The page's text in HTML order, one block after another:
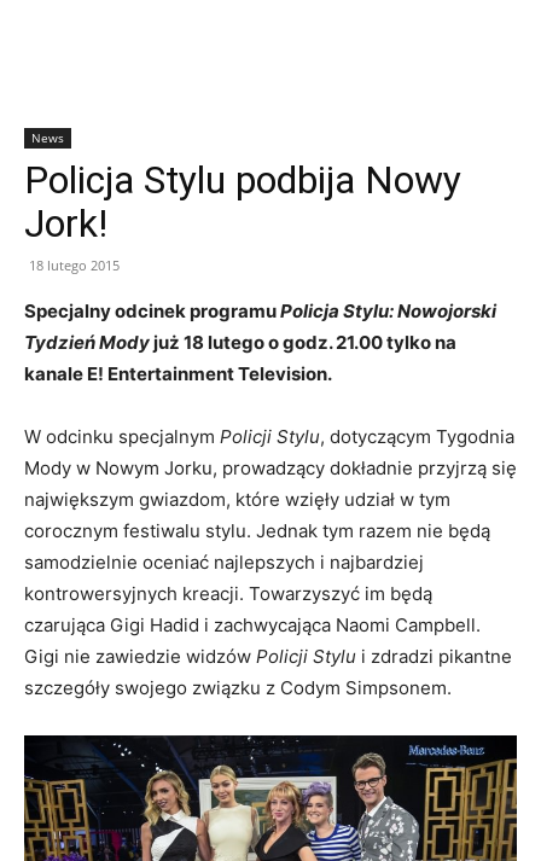
News
Policja Stylu podbija Nowy
Jork!
18 lutego 2015
Specjalny odcinek programuPolicja Stylu: Nowojorski
Tydzień Modyjuż 18 lutego o godz. 21.00 tylko na
kanale E! Entertainment Television.
W odcinku specjalnym Policji Stylu, dotyczącym Tygodnia
Mody w Nowym Jorku, prowadzący dokładnie przyjrzą się
największym gwiazdom, które wzięły udział w tym
corocznym festiwalu stylu. Jednak tym razem nie będą
samodzielnie oceniać najlepszych i najbardziej
kontrowersyjnych kreacji. Towarzyszyć im będą
czarująca Gigi Hadid i zachwycająca Naomi Campbell.
Gigi nie zawiedzie widzów Policji Stylu i zdradzi pikantne
szczegóły swojego związku z Codym Simpsonem.